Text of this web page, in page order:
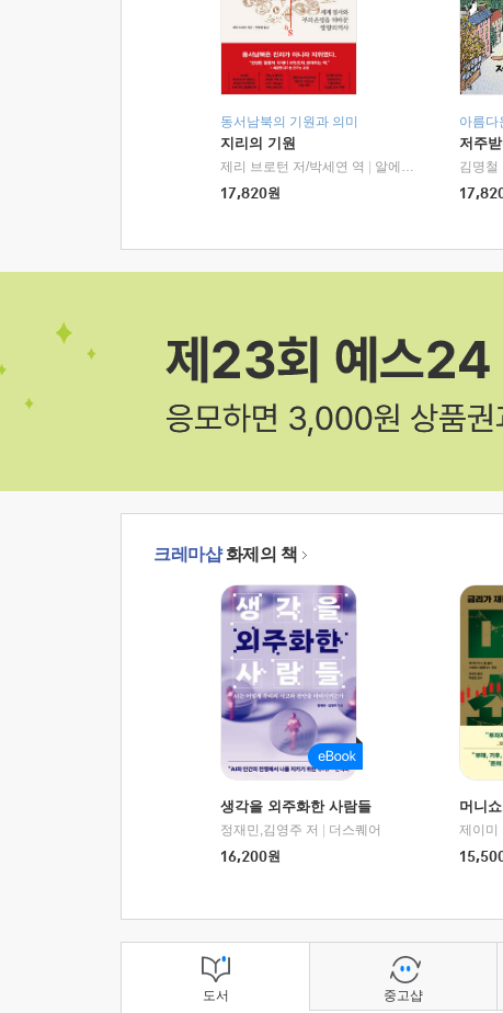
동서남북의 기원과 의미
지리의 기원
제리 브로턴 저/박세연 역
알에이치코리아(RHK)
17,820원
아름다
저주
김명철
크레마샵화제의 책
생각을 외주화한 사람들
정재민,김영주 저
더스퀘어
16,200원
머니
도서 중고샵